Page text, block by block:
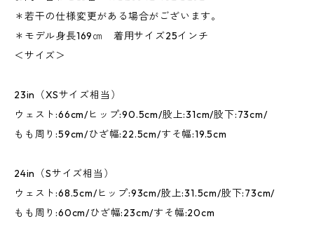
＊若干の仕様変更がある場合がございます。
＊モデル身長169㎝ 着用サイズ25インチ
＜サイズ＞
23in（XSサイズ相当）
ウェスト:66cm/ヒップ:90.5cm/股上:31cm/股下:73cm/
もも周り:59cm/ひざ幅:22.5cm/すそ幅:19.5cm
24in（Sサイズ相当）
ウェスト:68.5cm/ヒップ:93cm/股上:31.5cm/股下:73cm/
もも周り:60cm/ひざ幅:23cm/すそ幅:20cm